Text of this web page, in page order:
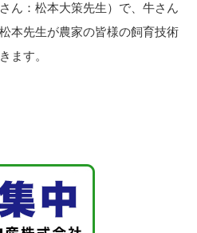
ん：松本大策先生）で、牛さん
本先生が農家の皆様の飼育技術
ます。